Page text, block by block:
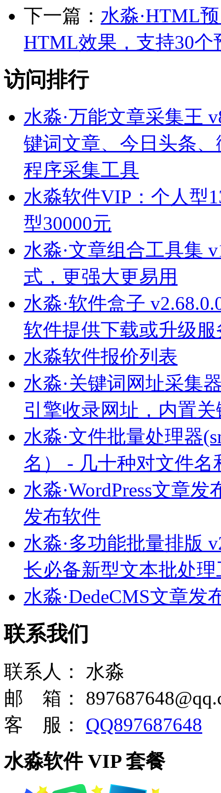
下一篇： 水淼·HTML
HTML效果，支持30个
访问排行
水淼·万能文章采集王
键词文章、今日头条
程序采集工具
水淼软件VIP：个人型
型30000元
水淼·文章组合工具集
式，更强大更易用
水淼·软件盒子
软件提供下载或升级服
水淼软件报价列表
水淼·关键词网址采集
引擎收录网址，内置
水淼·文件批量处理器
名） - 几十种对文件
水淼·WordPress文章
发布软件
水淼·多功能批量排版
长必备新型文本批处理
水淼·DedeCMS文章发
联系我们
联系人：
水淼
邮 箱：
客 服：
QQ897687648
水淼软件 VIP 套餐